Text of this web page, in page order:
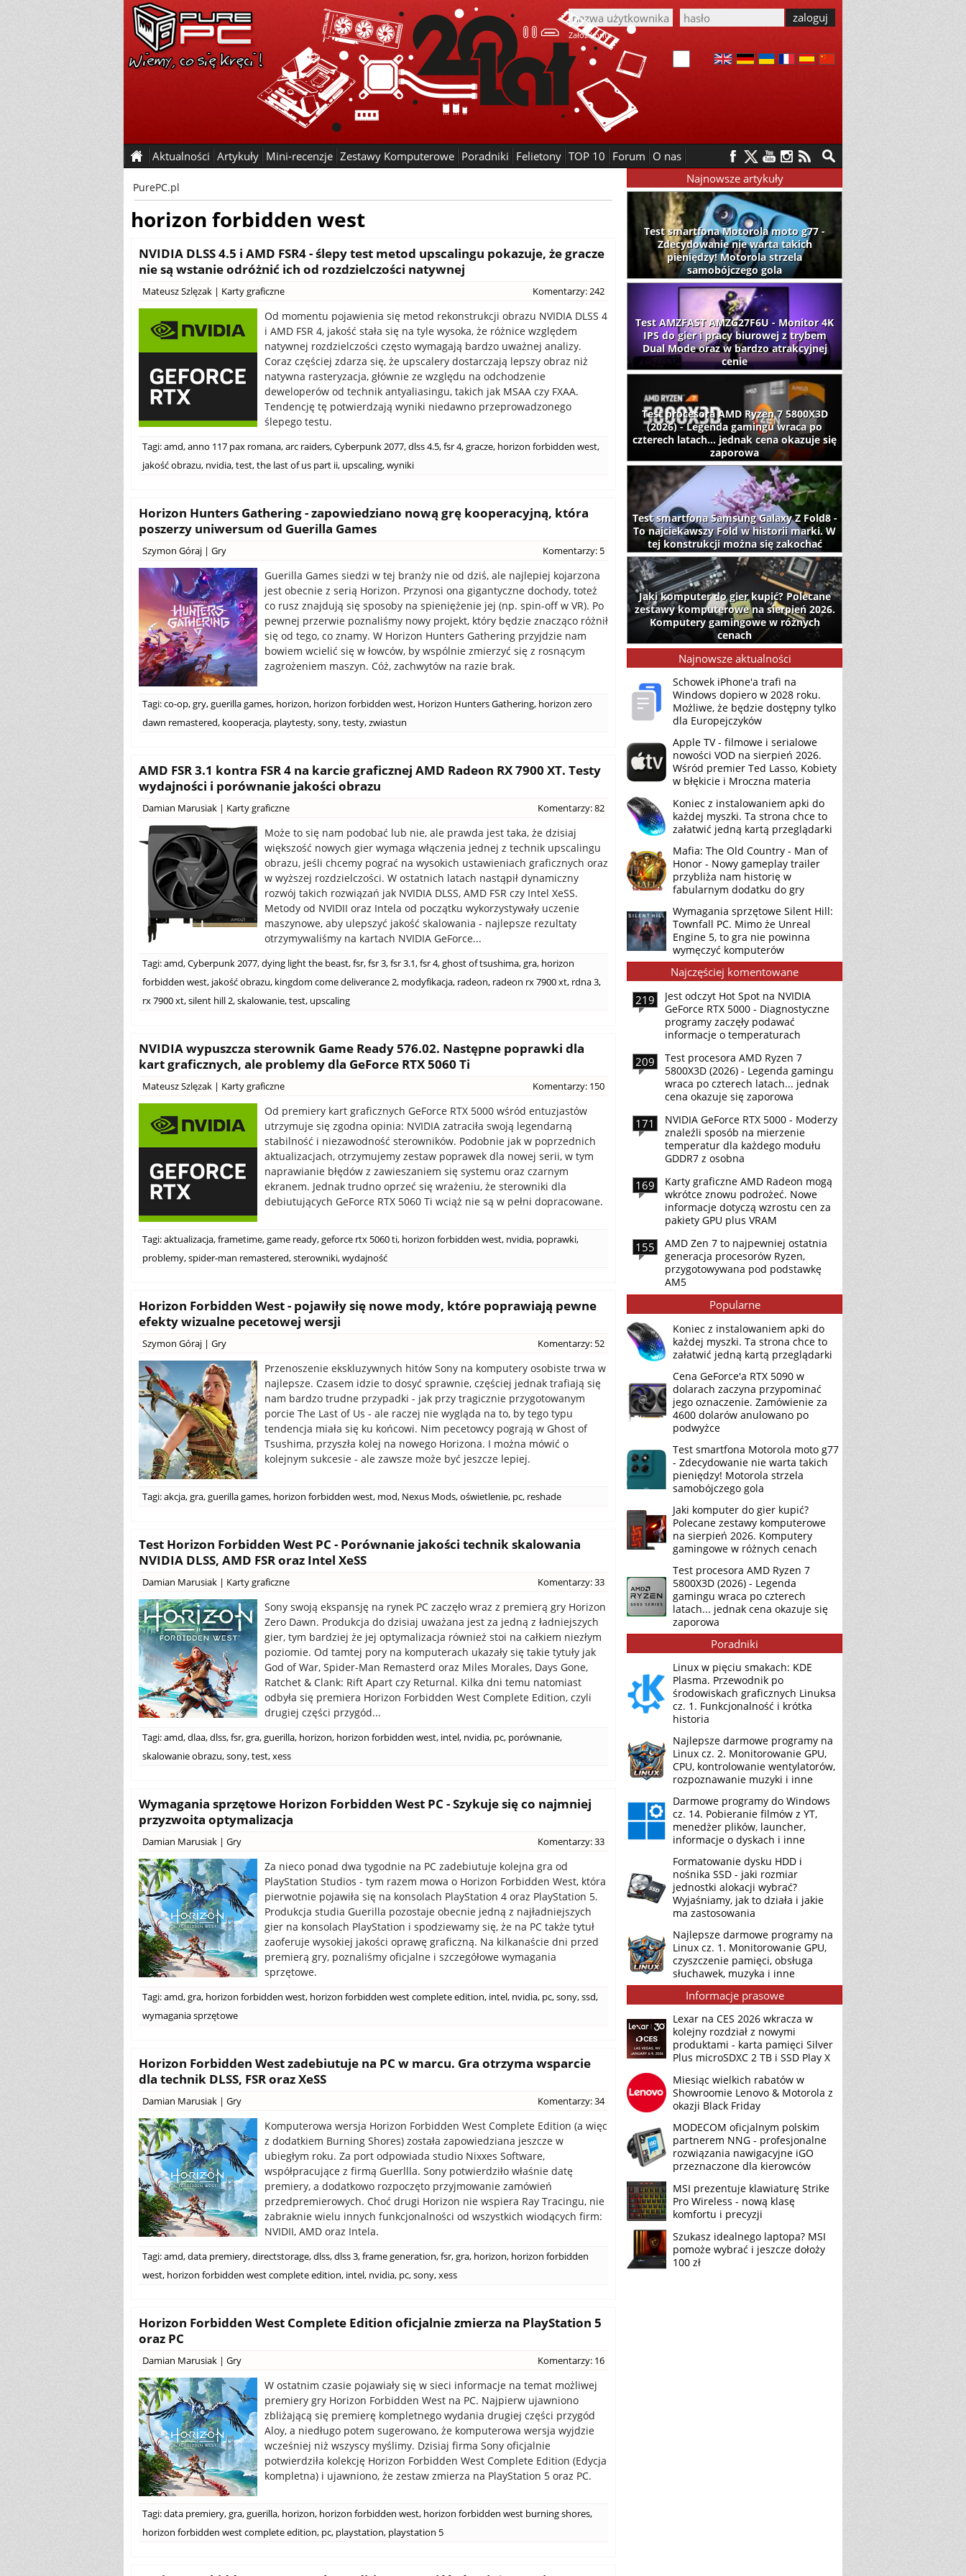
Załóż konto
Aktualności Artykuły Mini-recenzje Zestawy Komputerowe Poradniki Felietony TOP 10 Forum O nas
PurePC.pl
horizon forbidden west
NVIDIA DLSS 4.5 i AMD FSR4 - ślepy test metod upscalingu pokazuje, że gracze
nie są wstanie odróżnić ich od rozdzielczości natywnej
Mateusz Szlęzak | Karty graficzne Komentarzy: 242
Od momentu pojawienia się metod rekonstrukcji obrazu NVIDIA DLSS 4
i AMD FSR 4, jakość stała się na tyle wysoka, że różnice względem
natywnej rozdzielczości często wymagają bardzo uważnej analizy.
Coraz częściej zdarza się, że upscalery dostarczają lepszy obraz niż
natywna rasteryzacja, głównie ze względu na odchodzenie
deweloperów od technik antyaliasingu, takich jak MSAA czy FXAA.
Tendencję tę potwierdzają wyniki niedawno przeprowadzonego
ślepego testu.
Tagi:amd,anno 117 pax romana,arc raiders,Cyberpunk 2077,dlss 4.5,fsr 4,gracze, horizon forbidden west,
jakość obrazu, nvidia,test,the last of us part ii, upscaling,wyniki
Horizon Hunters Gathering - zapowiedziano nową grę kooperacyjną, która
poszerzy uniwersum od Guerilla Games
Szymon Góraj | Gry Komentarzy: 5
Guerilla Games siedzi w tej branży nie od dziś, ale najlepiej kojarzona
jest obecnie z serią Horizon. Przynosi ona gigantyczne dochody, toteż
co rusz znajdują się sposoby na spieniężenie jej (np. spin-off w VR). Po
pewnej przerwie poznaliśmy nowy projekt, który będzie znacząco różnił
się od tego, co znamy. W Horizon Hunters Gathering przyjdzie nam
bowiem wcielić się w łowców, by wspólnie zmierzyć się z rosnącym
zagrożeniem maszyn. Cóż, zachwytów na razie brak.
Tagi:co-op,gry,guerilla games, horizon, horizon forbidden west, Horizon Hunters Gathering, horizon zero
dawn remastered, kooperacja, playtesty,sony,testy,zwiastun
AMD FSR 3.1 kontra FSR 4 na karcie graficznej AMD Radeon RX 7900 XT. Testy
wydajności i porównanie jakości obrazu
Damian Marusiak | Karty graficzne Komentarzy: 82
Może to się nam podobać lub nie, ale prawda jest taka, że dzisiaj
większość nowych gier wymaga włączenia jednej z technik upscalingu
obrazu, jeśli chcemy pograć na wysokich ustawieniach graficznych oraz
w wyższej rozdzielczości. W ostatnich latach nastąpił dynamiczny
rozwój takich rozwiązań jak NVIDIA DLSS, AMD FSR czy Intel XeSS.
Metody od NVIDII oraz Intela od początku wykorzystywały uczenie
maszynowe, aby ulepszyć jakość skalowania - najlepsze rezultaty
otrzymywaliśmy na kartach NVIDIA GeForce...
Tagi:amd,Cyberpunk 2077,dying light the beast,fsr,fsr 3,fsr 3.1,fsr 4,ghost of tsushima,gra, horizon
forbidden west, jakość obrazu, kingdom come deliverance 2, modyfikacja, radeon, radeon rx 7900 xt, rdna 3,
rx 7900 xt,silent hill 2,skalowanie,test, upscaling
NVIDIA wypuszcza sterownik Game Ready 576.02. Następne poprawki dla
kart graficznych, ale problemy dla GeForce RTX 5060 Ti
Mateusz Szlęzak | Karty graficzne Komentarzy: 150
Od premiery kart graficznych GeForce RTX 5000 wśród entuzjastów
utrzymuje się zgodna opinia: NVIDIA zatraciła swoją legendarną
stabilność i niezawodność sterowników. Podobnie jak w poprzednich
aktualizacjach, otrzymujemy zestaw poprawek dla nowej serii, w tym
naprawianie błędów z zawieszaniem się systemu oraz czarnym
ekranem. Jednak trudno oprzeć się wrażeniu, że sterowniki dla
debiutujących GeForce RTX 5060 Ti wciąż nie są w pełni dopracowane.
Tagi:aktualizacja,frametime,game ready,geforce rtx 5060 ti, horizon forbidden west, nvidia, poprawki,
problemy,spider-man remastered,sterowniki,wydajność
Horizon Forbidden West - pojawiły się nowe mody, które poprawiają pewne
efekty wizualne pecetowej wersji
Szymon Góraj | Gry Komentarzy: 52
Przenoszenie ekskluzywnych hitów Sony na komputery osobiste trwa w
najlepsze. Czasem idzie to dosyć sprawnie, częściej jednak trafiają się
nam bardzo trudne przypadki - jak przy tragicznie przygotowanym
porcie The Last of Us - ale raczej nie wygląda na to, by tego typu
tendencja miała się ku końcowi. Nim pecetowcy pograją w Ghost of
Tsushima, przyszła kolej na nowego Horizona. I można mówić o
kolejnym sukcesie - ale zawsze może być jeszcze lepiej.
Tagi:akcja,gra,guerilla games, horizon forbidden west, mod, Nexus Mods,oświetlenie, pc, reshade
Test Horizon Forbidden West PC - Porównanie jakości technik skalowania
NVIDIA DLSS, AMD FSR oraz Intel XeSS
Damian Marusiak | Karty graficzne Komentarzy: 33
Sony swoją ekspansję na rynek PC zaczęło wraz z premierą gry Horizon
Zero Dawn. Produkcja do dzisiaj uważana jest za jedną z ładniejszych
gier, tym bardziej że jej optymalizacja również stoi na całkiem niezłym
poziomie. Od tamtej pory na komputerach ukazały się takie tytuły jak
God of War, Spider-Man Remasterd oraz Miles Morales, Days Gone,
Ratchet & Clank: Rift Apart czy Returnal. Kilka dni temu natomiast
odbyła się premiera Horizon Forbidden West Complete Edition, czyli
drugiej części przygód...
Tagi:amd,dlaa,dlss,fsr,gra,guerilla, horizon, horizon forbidden west, intel, nvidia, pc, porównanie,
skalowanie obrazu,sony,test,xess
Wymagania sprzętowe Horizon Forbidden West PC - Szykuje się co najmniej
przyzwoita optymalizacja
Damian Marusiak | Gry Komentarzy: 33
Za nieco ponad dwa tygodnie na PC zadebiutuje kolejna gra od
PlayStation Studios - tym razem mowa o Horizon Forbidden West, która
pierwotnie pojawiła się na konsolach PlayStation 4 oraz PlayStation 5.
Produkcja studia Guerilla pozostaje obecnie jedną z najładniejszych
gier na konsolach PlayStation i spodziewamy się, że na PC także tytuł
zaoferuje wysokiej jakości oprawę graficzną. Na kilkanaście dni przed
premierą gry, poznaliśmy oficjalne i szczegółowe wymagania
sprzętowe.
Tagi:amd,gra, horizon forbidden west, horizon forbidden west complete edition, intel, nvidia, pc,sony,ssd,
wymagania sprzętowe
Horizon Forbidden West zadebiutuje na PC w marcu. Gra otrzyma wsparcie
dla technik DLSS, FSR oraz XeSS
Damian Marusiak | Gry Komentarzy: 34
Komputerowa wersja Horizon Forbidden West Complete Edition (a więc
z dodatkiem Burning Shores) została zapowiedziana jeszcze w
ubiegłym roku. Za port odpowiada studio Nixxes Software,
współpracujące z firmą Guerllla. Sony potwierdziło właśnie datę
premiery, a dodatkowo rozpoczęto przyjmowanie zamówień
przedpremierowych. Choć drugi Horizon nie wspiera Ray Tracingu, nie
zabraknie wielu innych funkcjonalności od wszystkich wiodących firm:
NVIDII, AMD oraz Intela.
Tagi:amd,data premiery,directstorage,dlss,dlss 3,frame generation,fsr,gra, horizon, horizon forbidden
west, horizon forbidden west complete edition, intel, nvidia, pc,sony,xess
Horizon Forbidden West Complete Edition oficjalnie zmierza na PlayStation 5
oraz PC
Damian Marusiak | Gry Komentarzy: 16
W ostatnim czasie pojawiały się w sieci informacje na temat możliwej
premiery gry Horizon Forbidden West na PC. Najpierw ujawniono
zbliżającą się premierę kompletnego wydania drugiej części przygód
Aloy, a niedługo potem sugerowano, że komputerowa wersja wyjdzie
wcześniej niż wszyscy myślimy. Dzisiaj firma Sony oficjalnie
potwierdziła kolekcję Horizon Forbidden West Complete Edition (Edycja
kompletna) i ujawniono, że zestaw zmierza na PlayStation 5 oraz PC.
Tagi:data premiery,gra,guerilla, horizon, horizon forbidden west, horizon forbidden west burning shores,
horizon forbidden west complete edition, pc, playstation, playstation 5
Najnowsze artykuły
Test smartfona Motorola moto g77 -
Zdecydowanie nie warta takich
pieniędzy! Motorola strzela
samobójczego gola
Test AMZFAST AMZG27F6U - Monitor 4K
IPS do gier i pracy biurowej z trybem
Dual Mode oraz w bardzo atrakcyjnej
cenie
Test procesora AMD Ryzen 7 5800X3D
(2026) - Legenda gamingu wraca po
czterech latach... jednak cena okazuje się
zaporowa
Test smartfona Samsung Galaxy Z Fold8 -
To najciekawszy Fold w historii marki. W
tej konstrukcji można się zakochać
Jaki komputer do gier kupić? Polecane
zestawy komputerowe na sierpień 2026.
Komputery gamingowe w różnych
cenach
Najnowsze aktualności
Schowek iPhone'a trafi na
Windows dopiero w 2028 roku.
Możliwe, że będzie dostępny tylko
dla Europejczyków
Apple TV - filmowe i serialowe
nowości VOD na sierpień 2026.
Wśród premier Ted Lasso, Kobiety
w błękicie i Mroczna materia
Koniec z instalowaniem apki do
każdej myszki. Ta strona chce to
załatwić jedną kartą przeglądarki
Mafia: The Old Country - Man of
Honor - Nowy gameplay trailer
przybliża nam historię w
fabularnym dodatku do gry
Wymagania sprzętowe Silent Hill:
Townfall PC. Mimo że Unreal
Engine 5, to gra nie powinna
wymęczyć komputerów
Najczęściej komentowane
219
Jest odczyt Hot Spot na NVIDIA
GeForce RTX 5000 - Diagnostyczne
programy zaczęły podawać
informacje o temperaturach
209
Test procesora AMD Ryzen 7
5800X3D (2026) - Legenda gamingu
wraca po czterech latach... jednak
cena okazuje się zaporowa
171
NVIDIA GeForce RTX 5000 - Moderzy
znaleźli sposób na mierzenie
temperatur dla każdego modułu
GDDR7 z osobna
169
Karty graficzne AMD Radeon mogą
wkrótce znowu podrożeć. Nowe
informacje dotyczą wzrostu cen za
pakiety GPU plus VRAM
155
AMD Zen 7 to najpewniej ostatnia
generacja procesorów Ryzen,
przygotowywana pod podstawkę
AM5
Popularne
Koniec z instalowaniem apki do
każdej myszki. Ta strona chce to
załatwić jedną kartą przeglądarki
Cena GeForce'a RTX 5090 w
dolarach zaczyna przypominać
jego oznaczenie. Zamówienie za
4600 dolarów anulowano po
podwyżce
Test smartfona Motorola moto g77
- Zdecydowanie nie warta takich
pieniędzy! Motorola strzela
samobójczego gola
Jaki komputer do gier kupić?
Polecane zestawy komputerowe
na sierpień 2026. Komputery
gamingowe w różnych cenach
Test procesora AMD Ryzen 7
5800X3D (2026) - Legenda
gamingu wraca po czterech
latach... jednak cena okazuje się
zaporowa
Poradniki
Linux w pięciu smakach: KDE
Plasma. Przewodnik po
środowiskach graficznych Linuksa
cz. 1. Funkcjonalność i krótka
historia
Najlepsze darmowe programy na
Linux cz. 2. Monitorowanie GPU,
CPU, kontrolowanie wentylatorów,
rozpoznawanie muzyki i inne
Darmowe programy do Windows
cz. 14. Pobieranie filmów z YT,
menedżer plików, launcher,
informacje o dyskach i inne
Formatowanie dysku HDD i
nośnika SSD - jaki rozmiar
jednostki alokacji wybrać?
Wyjaśniamy, jak to działa i jakie
ma zastosowania
Najlepsze darmowe programy na
Linux cz. 1. Monitorowanie GPU,
czyszczenie pamięci, obsługa
słuchawek, muzyka i inne
Informacje prasowe
Lexar na CES 2026 wkracza w
kolejny rozdział z nowymi
produktami - karta pamięci Silver
Plus microSDXC 2 TB i SSD Play X
Miesiąc wielkich rabatów w
Showroomie Lenovo & Motorola z
okazji Black Friday
MODECOM oficjalnym polskim
partnerem NNG - profesjonalne
rozwiązania nawigacyjne iGO
przeznaczone dla kierowców
MSI prezentuje klawiaturę Strike
Pro Wireless - nową klasę
komfortu i precyzji
Szukasz idealnego laptopa? MSI
pomoże wybrać i jeszcze dołoży
100 zł